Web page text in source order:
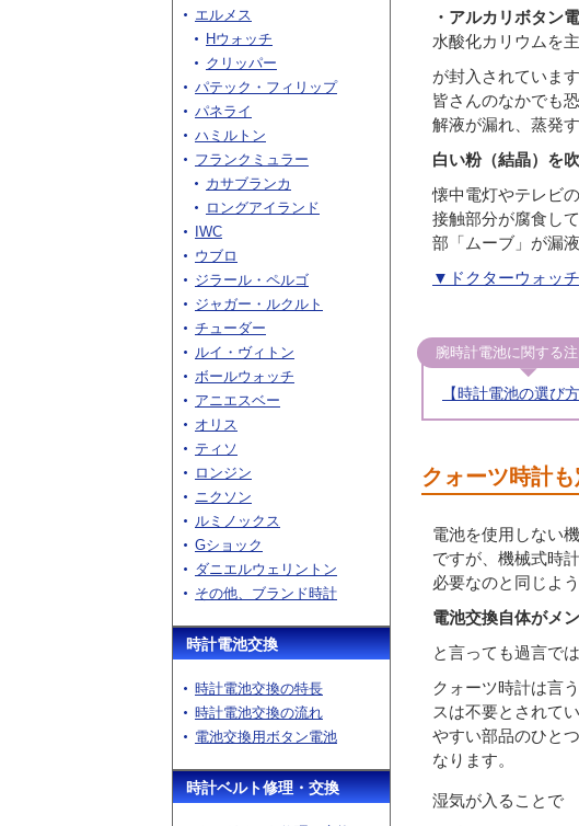
・アルカリボタン
水酸化カリウムを
が封入されています
皆さんのなかでも
解液が漏れ、蒸発
白い粉（結晶）を
懐中電灯やテレビ
接触部分が腐食し
部「ムーブ」が漏
▼ドクターウォッ
腕時計電池に関する
【時計電池の選び
クォーツ時計
電池を使用しない
ですが、機械式時
必要なのと同じよ
電池交換自体がメ
と言っても過言で
クォーツ時計は言
スは不要とされて
やすい部品のひと
なります。
湿気が入ることで
エルメス
Hウォッチ
クリッパー
パテック・フィリップ
パネライ
ハミルトン
フランクミュラー
カサブランカ
ロングアイランド
IWC
ウブロ
ジラール・ペルゴ
ジャガー・ルクルト
チューダー
ルイ・ヴィトン
ボールウォッチ
アニエスベー
オリス
ティソ
ロンジン
ニクソン
ルミノックス
Gショック
ダニエルウェリントン
その他、ブランド時計
時計電池交換
時計電池交換の特長
時計電池交換の流れ
電池交換用ボタン電池
時計ベルト修理・交換